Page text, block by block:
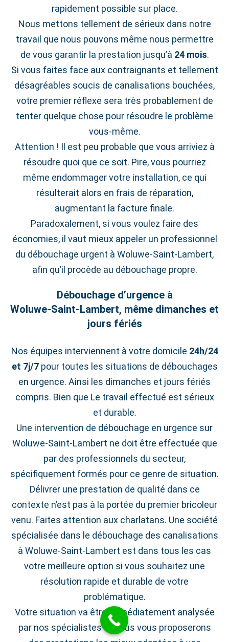
rapidement possible sur place.
Nous mettons tellement de sérieux dans notre
travail que nous pouvons même nous permettre
de vous garantir la prestation jusqu’à 24 mois.
Si vous faites face aux contraignants et tellement
désagréables soucis de canalisations bouchées,
votre premier réflexe sera très probablement de
tenter quelque chose pour résoudre le problème
vous-même.
Attention ! Il est peu probable que vous arriviez à
résoudre quoi que ce soit. Pire, vous pourriez
même endommager votre installation, ce qui
résulterait alors en frais de réparation,
augmentant la facture finale.
Paradoxalement, si vous voulez faire des
économies, il vaut mieux appeler un professionnel
du débouchage urgent à Woluwe‑Saint‑Lambert,
afin qu’il procède au débouchage propre.
Débouchage d’urgence à
Woluwe‑Saint‑Lambert, même dimanches et
jours fériés
Nos équipes interviennent à votre domicile 24h/24
et 7j/7pour toutes les situations de débouchages
en urgence. Ainsi les dimanches et jours fériés
compris. Bien que Le travail effectué est sérieux
et durable.
Une intervention de débouchage en urgence sur
Woluwe‑Saint‑Lambert ne doit être effectuée que
par des professionnels du secteur,
spécifiquement formés pour ce genre de situation.
Délivrer une prestation de qualité dans ce
contexte n’est pas à la portée du premier bricoleur
venu. Faites attention aux charlatans. Une société
spécialisée dans le débouchage des canalisations
à Woluwe‑Saint‑Lambert est dans tous les cas
votre meilleure option si vous souhaitez une
résolution rapide et durable de votre
problématique.
Votre situation va être immédiatement analysée
par nos spécialistes et nous vous proposerons